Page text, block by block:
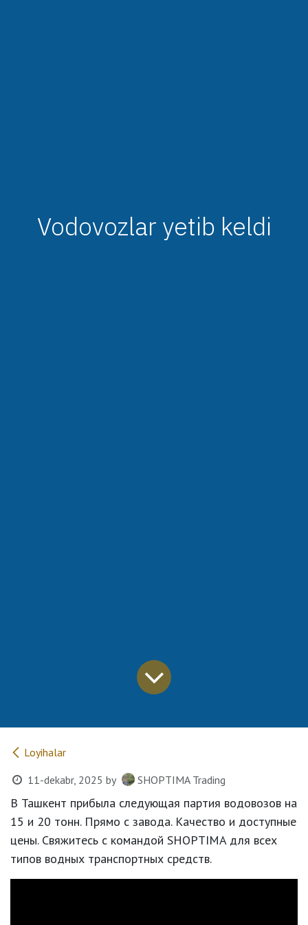
Vodovozlar yetib keldi
Loyihalar
11-dekabr, 2025 by SHOPTIMA Trading
В Ташкент прибыла следующая партия водовозов на
15 и 20 тонн. Прямо с завода. Качество и доступные
цены. Свяжитесь с командой SHOPTIMA для всех
типов водных транспортных средств.